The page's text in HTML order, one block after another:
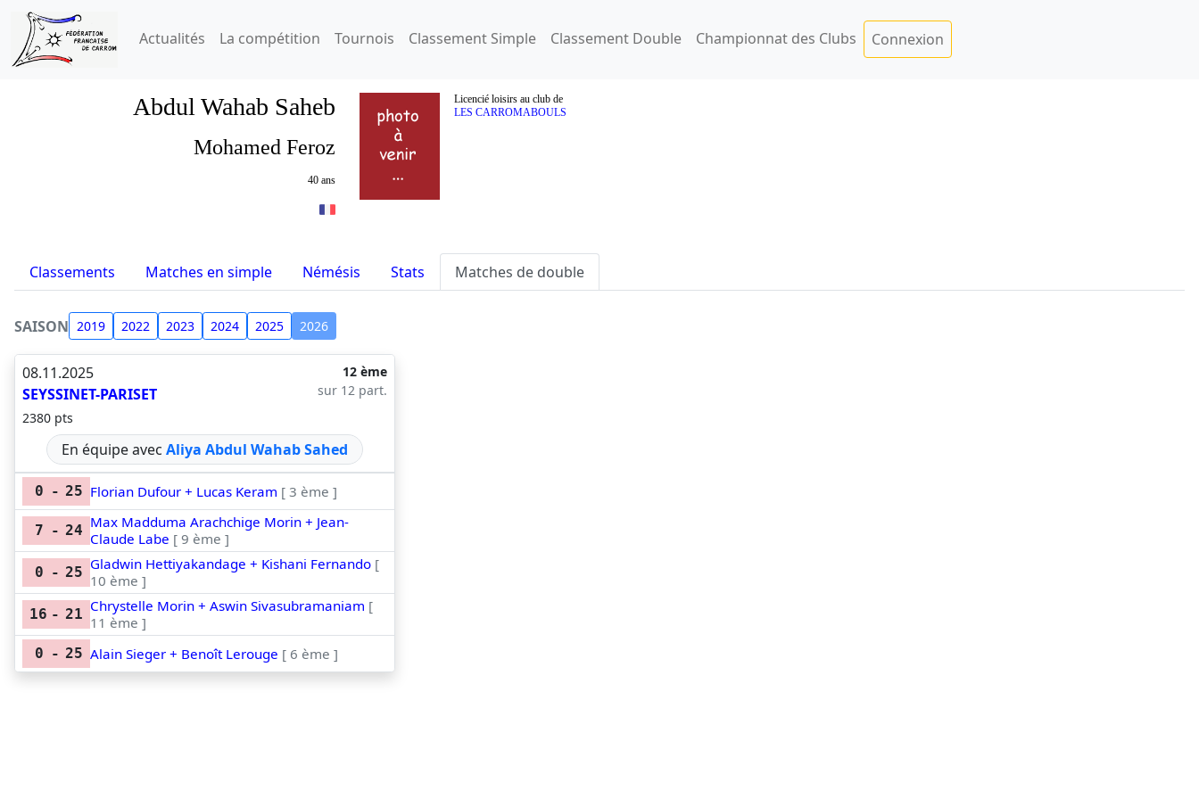
Actualités La compétition Tournois Classement Simple Classement Double Championnat des Clubs Connexion
Abdul Wahab Saheb
Licencié loisirs au club de
LES CARROMABOULS
Mohamed Feroz
40 ans
Classements Matches en simple Némésis Stats Matches de double
SAISON 2019 2022 2023 2024 2025 2026
08.11.2025
SEYSSINET-PARISET
12 ème
sur 12 part.
2380 pts
En équipe avec Aliya Abdul Wahab Sahed
0 - 25 Florian Dufour + Lucas Keram [ 3 ème ]
7 - 24 Max Madduma Arachchige Morin + Jean-
Claude Labe [ 9 ème ]
0 - 25 Gladwin Hettiyakandage + Kishani Fernando [
10 ème ]
16 - 21 Chrystelle Morin + Aswin Sivasubramaniam [
11 ème ]
0 - 25 Alain Sieger + Benoît Lerouge [ 6 ème ]